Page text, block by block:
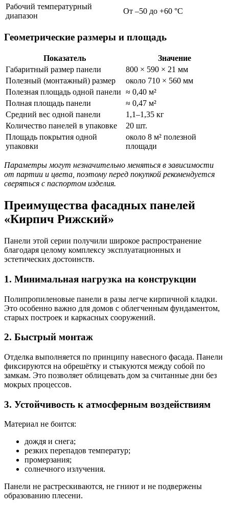
Рабочий температурный
диапазон
От –50 до +60 °C
Геометрические размеры и площадь
Показатель
Значение
Габаритный размер панели
800 × 590 × 21 мм
Полезный (монтажный) размер
около 710 × 560 мм
Полезная площадь одной панели ≈ 0,40 м²
Полная площадь панели
≈ 0,47 м²
Средний вес одной панели
1,1–1,35 кг
Количество панелей в упаковке
20 шт.
Площадь покрытия одной
упаковки
около 8 м² полезной
площади
Параметры могут незначительно меняться в зависимости
от партии и цвета, поэтому перед покупкой рекомендуется
сверяться с паспортом изделия.
Преимущества фасадных панелей
«Кирпич Рижский»
Панели этой серии получили широкое распространение
благодаря целому комплексу эксплуатационных и
эстетических достоинств.
1. Минимальная нагрузка на конструкции
Полипропиленовые панели в разы легче кирпичной кладки.
Это особенно важно для домов с облегченным фундаментом,
старых построек и каркасных сооружений.
2. Быстрый монтаж
Отделка выполняется по принципу навесного фасада. Панели
фиксируются на обрешётку и стыкуются между собой по
замкам. Это позволяет облицевать дом за считанные дни без
мокрых процессов.
3. Устойчивость к атмосферным воздействиям
Материал не боится:
дождя и снега;
резких перепадов температур;
промерзания;
солнечного излучения.
Панели не растрескиваются, не гниют и не подвержены
образованию плесени.